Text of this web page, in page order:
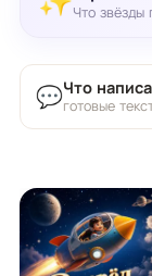
Что звёзды
💬Что
готовые